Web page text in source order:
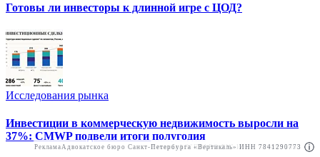
Готовы ли инвесторы к длинной игре с ЦОД?
Исследования рынка
Инвестиции в коммерческую недвижимость выросли на
37%: CMWP подвели итоги полугодия
РекламаАО"ПРАВО.РУ" ИНН: 7708095468
Реклама Адвокатское бюро Санкт-Петербурга «Вертикаль» ИНН 7841290773